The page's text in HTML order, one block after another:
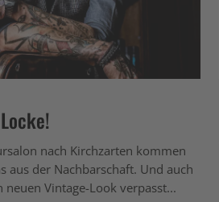
nach Kirchzarten kommen
aus der Nachbarschaft. Und auch
Vintage-Look verpasst...